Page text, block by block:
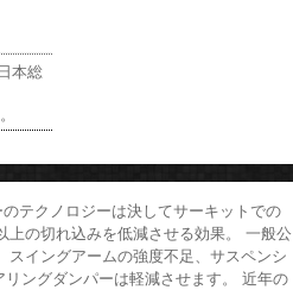
本総
テクノロジーは決してサーキットでの
上の切れ込みを低減させる効果。 一般公
イングアームの強度不足、サスペンシ
ングダンパーは軽減させます。 近年の